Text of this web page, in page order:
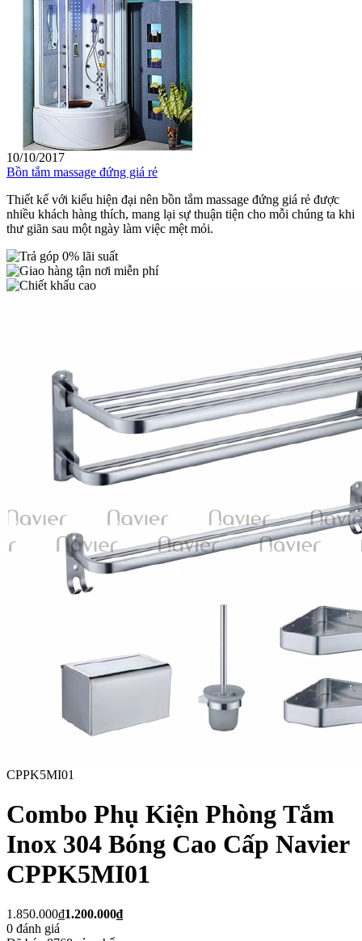
10/10/2017
Bồn tắm massage đứng giá rẻ
Thiết kế với kiểu hiện đại nên bồn tắm massage đứng giá rẻ được
nhiều khách hàng thích, mang lại sự thuận tiện cho mỗi chúng ta khi
thư giãn sau một ngày làm việc mệt mỏi.
CPPK5MI01
Combo Phụ Kiện Phòng Tắm
Inox 304 Bóng Cao Cấp Navier
CPPK5MI01
1.850.000₫1.200.000₫
0 đánh giá